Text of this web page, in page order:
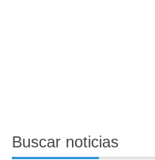
Buscar noticias